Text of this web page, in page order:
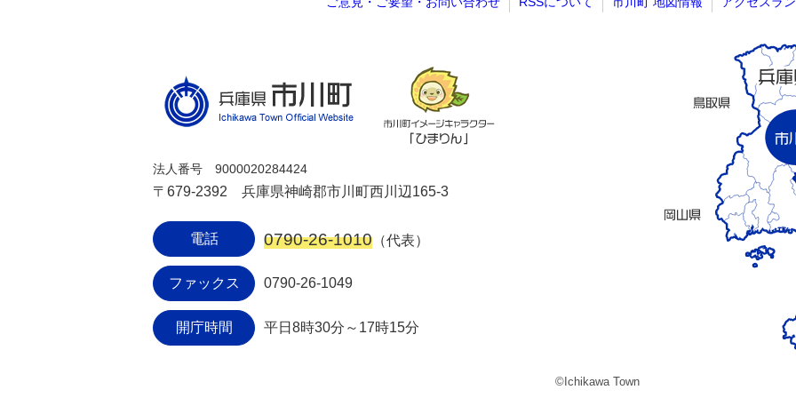
法人番号 9000020284424
〒679-2392 兵庫県神崎郡市川町西川辺165-3
電話 0790-26-1010 （代表）
ファックス 0790-26-1049
開庁時間 平日8時30分～17時15分
©Ichikawa Town